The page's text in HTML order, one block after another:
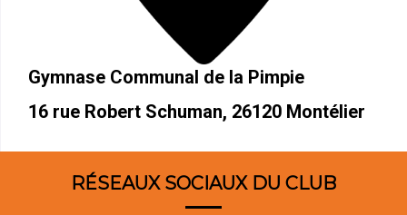
Gymnase Communal de la Pimpie
16 rue Robert Schuman, 26120 Montélier
RÉSEAUX SOCIAUX DU CLUB